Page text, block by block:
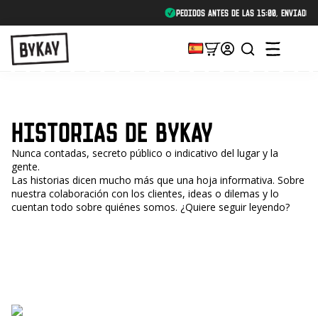
Pedidos antes de las 15:00, enviados el mismo día laborable
HISTORIAS DE BYKAY
Nunca contadas, secreto público o indicativo del lugar y la
gente.
Las historias dicen mucho más que una hoja informativa. Sobre
nuestra colaboración con los clientes, ideas o dilemas y lo
cuentan todo sobre quiénes somos. ¿Quiere seguir leyendo?